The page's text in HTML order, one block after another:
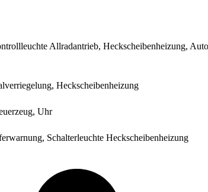
Allradantrieb, Heckscheibenheizung,
Heckscheibenheizung
Uhr
Schalterleuchte Heckscheibenheizung